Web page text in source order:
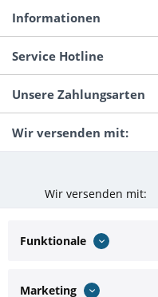
Informationen
Service Hotline
Unsere Zahlungsarten
Wir versenden mit:
Wir versenden mit:
Funktionale
Marketing